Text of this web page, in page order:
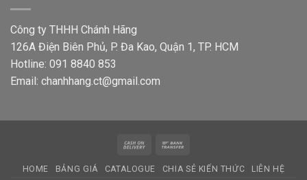
Công ty THHH Chánh Hãng
126A Điện Biên Phủ, P. Đa Kao, Quận 1, TP. HCM
Hotline: 091 8840 853
Email: chanhhang.ct@gmail.com
Cash
Delivery
HOME BẢNG GIÁ CATALOGUE CHIA SẺ KIẾN THỨC LIÊN HỆ